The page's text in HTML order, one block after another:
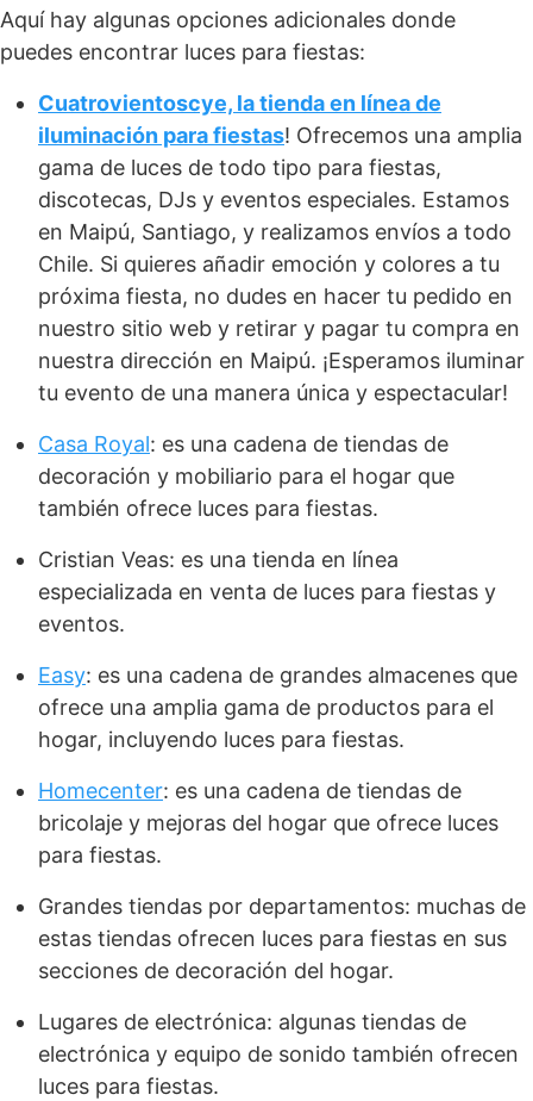
Aquí hay algunas opciones adicionales donde
puedes encontrar luces para fiestas:
Cuatrovientoscye, la tienda en línea de
iluminación para fiestas! Ofrecemos una amplia
gama de luces de todo tipo para fiestas,
discotecas, DJs y eventos especiales. Estamos
en Maipú, Santiago, y realizamos envíos a todo
Chile. Si quieres añadir emoción y colores a tu
próxima fiesta, no dudes en hacer tu pedido en
nuestro sitio web y retirar y pagar tu compra en
nuestra dirección en Maipú. ¡Esperamos iluminar
tu evento de una manera única y espectacular!
Casa Royal: es una cadena de tiendas de
decoración y mobiliario para el hogar que
también ofrece luces para fiestas.
Cristian Veas: es una tienda en línea
especializada en venta de luces para fiestas y
eventos.
Easy: es una cadena de grandes almacenes que
ofrece una amplia gama de productos para el
hogar, incluyendo luces para fiestas.
Homecenter: es una cadena de tiendas de
bricolaje y mejoras del hogar que ofrece luces
para fiestas.
Grandes tiendas por departamentos: muchas de
estas tiendas ofrecen luces para fiestas en sus
secciones de decoración del hogar.
Lugares de electrónica: algunas tiendas de
electrónica y equipo de sonido también ofrecen
luces para fiestas.